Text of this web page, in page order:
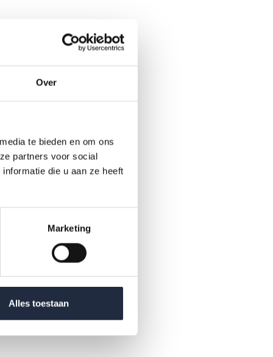
Over
te bieden en om ons
partners voor social
die u aan ze heeft
Marketing
Alles toestaan